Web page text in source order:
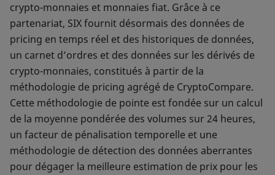
crypto-monnaies et monnaies fiat. Grâce à ce
partenariat, SIX fournit désormais des données de
pricing en temps réel et des historiques de données,
un carnet d’ordres et des données sur les dérivés de
crypto-monnaies, constitués à partir de la
méthodologie de pricing agrégé de CryptoCompare.
Cette méthodologie de pointe est fondée sur un calcul
de la moyenne pondérée des volumes sur 24 heures,
un facteur de pénalisation temporelle et une
méthodologie de détection des données aberrantes
pour dégager la meilleure estimation de prix pour les